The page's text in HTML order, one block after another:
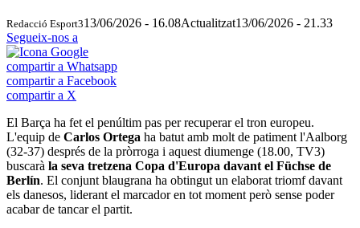
Redacció Esport313/06/2026 - 16.08Actualitzat13/06/2026 - 21.33
Segueix-nos a
compartir a Whatsapp
compartir a Facebook
compartir a X
El Barça ha fet el penúltim pas per recuperar el tron europeu.
L'equip de Carlos Ortega ha batut amb molt de patiment l'Aalborg
(32-37) després de la pròrroga i aquest diumenge (18.00, TV3)
buscarà la seva tretzena Copa d'Europa davant el Füchse de
Berlín. El conjunt blaugrana ha obtingut un elaborat triomf davant
els danesos, liderant el marcador en tot moment però sense poder
acabar de tancar el partit.